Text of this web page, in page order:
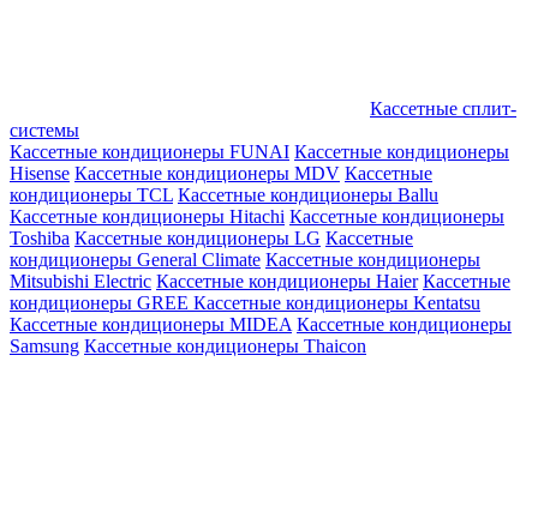
Кассетные сплит-
системы
Кассетные кондиционеры FUNAI Кассетные кондиционеры
Hisense Кассетные кондиционеры MDV Кассетные
кондиционеры TCL Кассетные кондиционеры Ballu
Кассетные кондиционеры Hitachi Кассетные кондиционеры
Toshiba Кассетные кондиционеры LG Кассетные
кондиционеры General Climate Кассетные кондиционеры
Mitsubishi Electric Кассетные кондиционеры Haier Кассетные
кондиционеры GREE Кассетные кондиционеры Kentatsu
Кассетные кондиционеры MIDEA Кассетные кондиционеры
Samsung Кассетные кондиционеры Thaicon